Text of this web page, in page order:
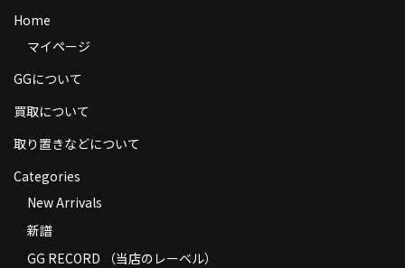
送料
商品の発送
コンディション
Privacy Policy
Home
マイページ
GGについて
買取について
取り置きなどについて
Categories
New Arrivals
新譜
GG RECORD （当店のレーベル）